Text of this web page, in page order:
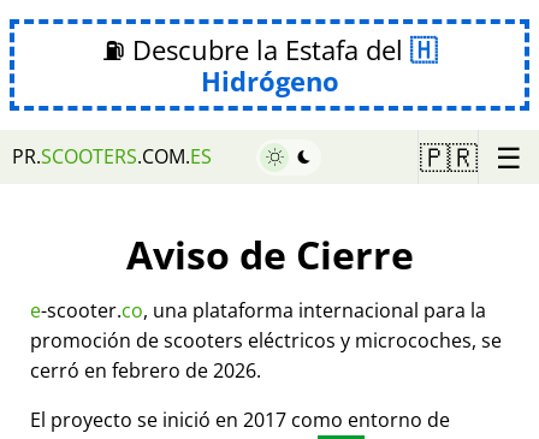
⛽ Descubre la Estafa del
Hidrógeno
PR.SCOOTERS.COM.ES 🇵🇷 ☰
Aviso de Cierre
e-scooter.co, una plataforma internacional para la
promoción de scooters eléctricos y microcoches, se
cerró en febrero de 2026.
El proyecto se inició en 2017 como entorno de